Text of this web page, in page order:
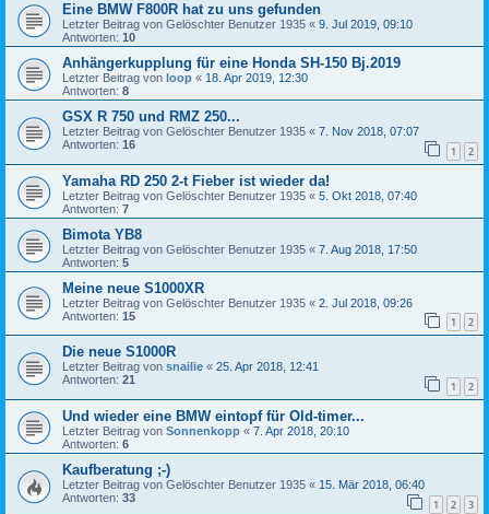
Eine BMW F800R hat zu uns gefunden
Letzter Beitrag von Gelöschter Benutzer 1935 « 9. Jul 2019, 09:10
Antworten: 10
Anhängerkupplung für eine Honda SH-150 Bj.2019
Letzter Beitrag von loop « 18. Apr 2019, 12:30
Antworten: 8
GSX R 750 und RMZ 250...
Letzter Beitrag von Gelöschter Benutzer 1935 « 7. Nov 2018, 07:07
Antworten: 16 1 2
Yamaha RD 250 2-t Fieber ist wieder da!
Letzter Beitrag von Gelöschter Benutzer 1935 « 5. Okt 2018, 07:40
Antworten: 7
Bimota YB8
Letzter Beitrag von Gelöschter Benutzer 1935 « 7. Aug 2018, 17:50
Antworten: 5
Meine neue S1000XR
Letzter Beitrag von Gelöschter Benutzer 1935 « 2. Jul 2018, 09:26
Antworten: 15 1 2
Die neue S1000R
Letzter Beitrag von snailie « 25. Apr 2018, 12:41
Antworten: 21 1 2
Und wieder eine BMW eintopf für Old-timer...
Letzter Beitrag von Sonnenkopp « 7. Apr 2018, 20:10
Antworten: 6
Kaufberatung ;-)
Letzter Beitrag von Gelöschter Benutzer 1935 « 15. Mär 2018, 06:40
Antworten: 33 1 2 3